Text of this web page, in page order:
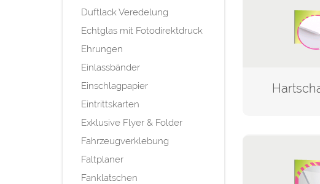
Duftlack Veredelung
Echtglas mit Fotodirektdruck
Ehrungen
Einlassbänder
Einschlagpapier
Eintrittskarten
Exklusive Flyer & Folder
Fahrzeugverklebung
Faltplaner
Fanklatschen